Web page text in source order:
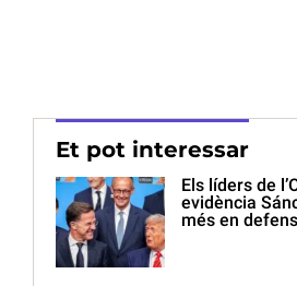
Et pot interessar
Els líders de
evidència
més en